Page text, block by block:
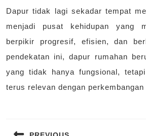
Dapur tidak lagi sekadar tempat
menjadi pusat kehidupan yang
berpikir progresif, efisien, dan
pendekatan ini, dapur rumahan
yang tidak hanya fungsional,
terus relevan dengan perkembangan